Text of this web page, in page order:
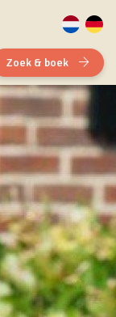
Zoek & boek